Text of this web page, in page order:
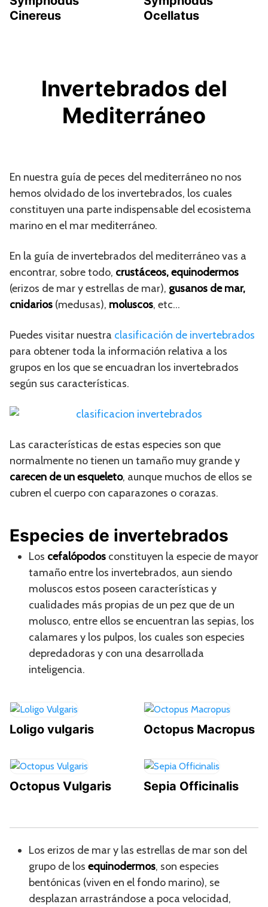
Cinereus
Ocellatus
Invertebrados del
Mediterráneo
En nuestra guía de peces del mediterráneo no nos
hemos olvidado de los invertebrados, los cuales
constituyen una parte indispensable del ecosistema
marino en el mar mediterráneo.
En la guía de invertebrados del mediterráneo vas a
encontrar, sobre todo, crustáceos, equinodermos
(erizos de mar y estrellas de mar), gusanos de mar,
cnidarios (medusas), moluscos, etc…
Puedes visitar nuestra clasificación de invertebrados
para obtener toda la información relativa a los
grupos en los que se encuadran los invertebrados
según sus características.
Las características de estas especies son que
normalmente no tienen un tamaño muy grande y
carecen de un esqueleto, aunque muchos de ellos se
cubren el cuerpo con caparazones o corazas.
Especies de invertebrados
Los cefalópodos constituyen la especie de mayor
tamaño entre los invertebrados, aun siendo
moluscos estos poseen características y
cualidades más propias de un pez que de un
molusco, entre ellos se encuentran las sepias, los
calamares y los pulpos, los cuales son especies
depredadoras y con una desarrollada
inteligencia.
Loligo vulgaris Octopus Macropus
Octopus Vulgaris Sepia Officinalis
Los erizos de mar y las estrellas de mar son del
grupo de los equinodermos, son especies
bentónicas (viven en el fondo marino), se
desplazan arrastrándose a poca velocidad,